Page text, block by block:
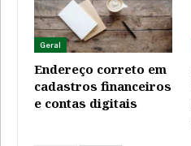
Geral
Endereço correto em
cadastros financeiros
e contas digitais